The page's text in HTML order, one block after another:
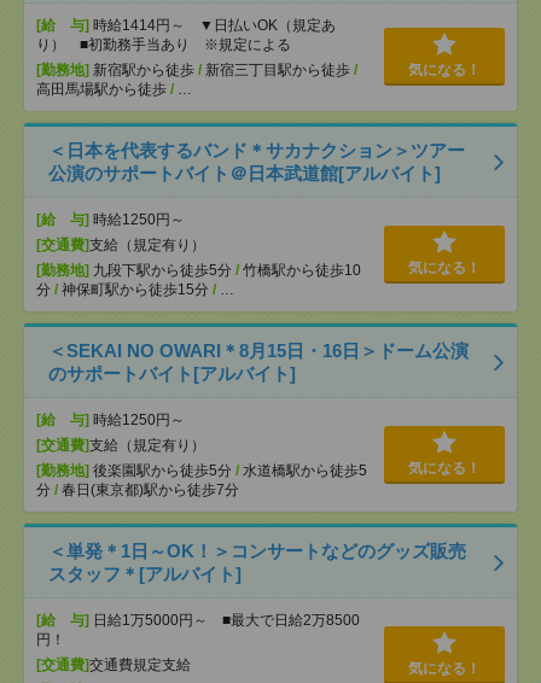
[給 与] 時給1414円～ ▼日払いOK（規定あ
り） ■初勤務手当あり ※規定による
[勤務地] 新宿駅から徒歩 / 新宿三丁目駅から徒歩 /
高田馬場駅から徒歩 / …
気になる！
＜日本を代表するバンド＊サカナクション＞ツアー
公演のサポートバイト＠日本武道館[アルバイト]
[給 与] 時給1250円～
[交通費]支給（規定有り）
[勤務地] 九段下駅から徒歩5分 / 竹橋駅から徒歩10
分 / 神保町駅から徒歩15分 / …
気になる！
＜SEKAI NO OWARI＊8月15日・16日＞ドーム公演
のサポートバイト[アルバイト]
[給 与] 時給1250円～
[交通費]支給（規定有り）
[勤務地] 後楽園駅から徒歩5分 / 水道橋駅から徒歩5
分 / 春日(東京都)駅から徒歩7分
気になる！
＜単発＊1日～OK！＞コンサートなどのグッズ販売
スタッフ＊[アルバイト]
[給 与] 日給1万5000円～ ■最大で日給2万8500
円！
[交通費]交通費規定支給
気になる！